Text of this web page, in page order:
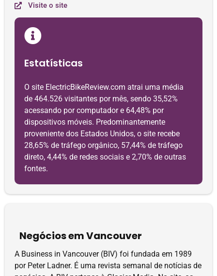
Visite o site
Estatísticas
O site ElectricBikeReview.com atrai uma média
de 464.526 visitantes por mês, sendo 35,52%
acessando por computador e 64,48% por
dispositivos móveis. Predominantemente
proveniente dos Estados Unidos, o site recebe
28,65% de tráfego orgânico, 57,44% de tráfego
direto, 4,44% de redes sociais e 2,70% de outras
fontes.
Negócios em Vancouver
A Business in Vancouver (BIV) foi fundada em 1989
por Peter Ladner. É uma revista semanal de notícias de